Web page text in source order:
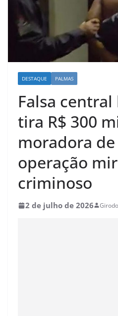
DESTAQUE PALMAS
Falsa
tira R$ 300
moradora de
operação
criminoso
2 de julho de 2026 Girodo